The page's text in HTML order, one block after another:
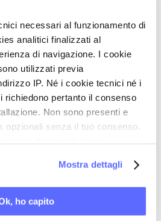
necessari al funzionamento di
analitici finalizzati al
di navigazione. I cookie
utilizzati previa
IP. Né i cookie tecnici né i
richiedono pertanto il consenso
Non sono presenti e
opzionali senza il tuo consenso.
Mostra dettagli
ho capito
ricerca e a 19 anni
Risalgono a quegli
poetici. E sarà
insieme con una lunga
la giovane a
un passato con troppe
futuro il colore della
infine è diventata
al punto che lo